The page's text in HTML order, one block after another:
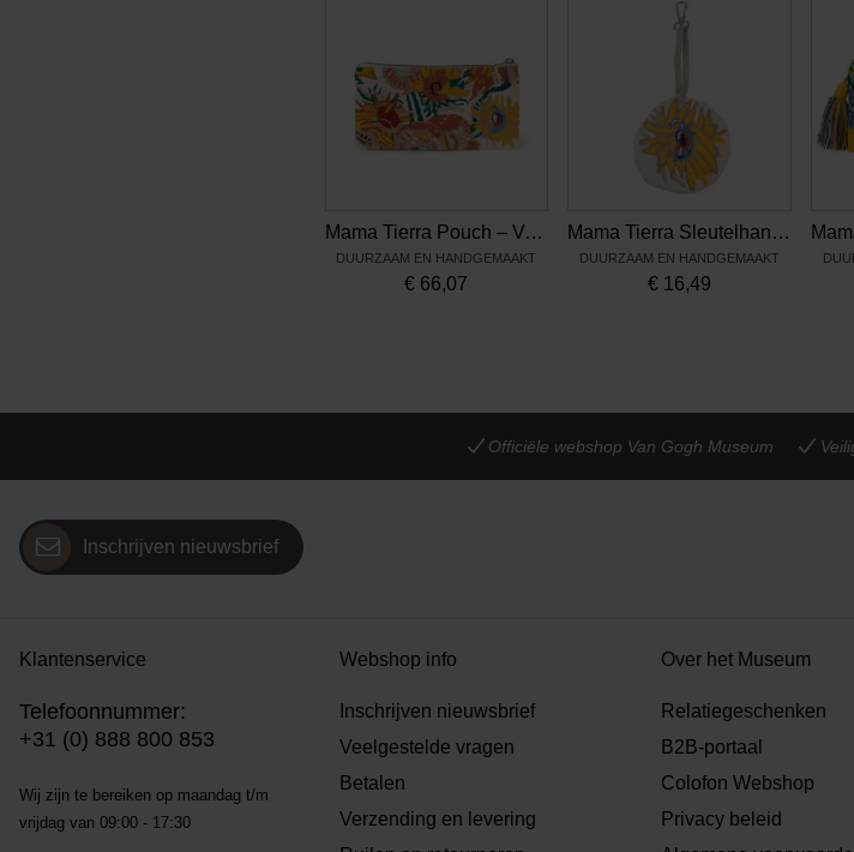
Mama Tierra Pouch – Van Gogh Zonnebloemen
DUURZAAM EN HANDGEMAAKT
€ 66,07
Mama Tierra Sleutelhanger – Van Gogh Zonnebloemen
DUURZAAM EN HANDGEMAAKT
€ 16,49
Officiële webshop Van Gogh Museum
Inschrijven nieuwsbrief
Klantenservice
Telefoonnummer:
+31 (0) 888 800 853
Wij zijn te bereiken op maandag t/m
vrijdag van 09:00 - 17:30
Webshop info
Inschrijven nieuwsbrief
Veelgestelde vragen
Betalen
Verzending en levering
Over het Museum
Relatiegeschenken
B2B-portaal
Colofon Webshop
Privacy beleid